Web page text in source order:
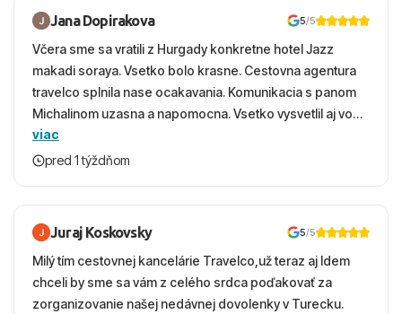
Jana Dopirakova 5/5
Včera sme sa vratili z Hurgady konkretne hotel Jazz
makadi soraya. Vsetko bolo krasne. Cestovna agentura
travelco splnila nase ocakavania. Komunikacia s panom
Michalinom uzasna a napomocna. Vsetko vysvetlil aj vo
vecernych hodinach zaco sa ospravedlnujem. Hotel
krasny, cisty. Sluzby top. Strava, prostredie, more,
viac
pred 1 týždňom
Juraj Koskovsky 5/5
Milý tím cestovnej kancelárie Travelco,už teraz aj Idem
chceli by sme sa vám z celého srdca poďakovať za
zorganizovanie našej nedávnej dovolenky v Turecku.